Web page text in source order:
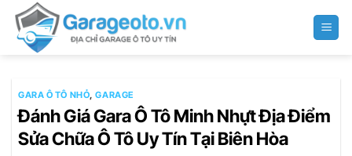
qua
GARA Ô TÔ NHỎ,GARAGE
Đánh Giá Gara Ô Tô Minh Nhựt Địa Điểm
Sửa Chữa Ô Tô Uy Tín Tại Biên Hòa